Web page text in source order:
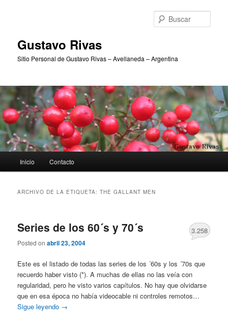
Gustavo Rivas
Sitio Personal de Gustavo Rivas – Avellaneda – Argentina
principal
Inicio Contacto
ARCHIVO DE LA ETIQUETA:THE GALLANT MEN
Series de los 60´s y 70´s
Posted onabril 23, 2004
3.258
Este es el listado de todas las series de los ´60s y los ´70s que
recuerdo haber visto (*). A muchas de ellas no las veía con
regularidad, pero he visto varios capítulos. No hay que olvidarse
que en esa época no había videocable ni controles remotos…
Sigue leyendo →